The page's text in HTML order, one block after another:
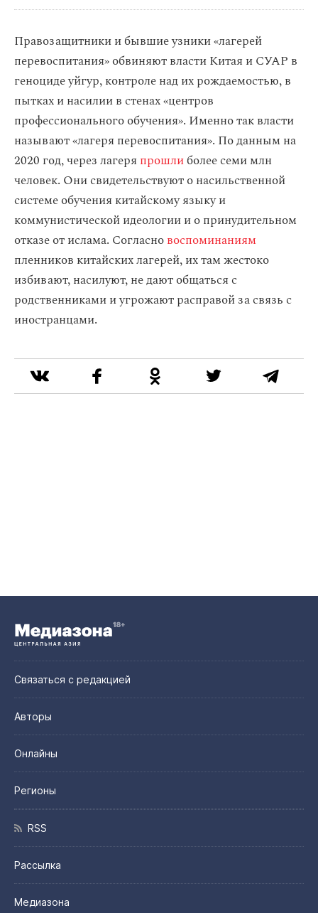
Правозащитники и бывшие узники «лагерей
перевоспитания» обвиняют власти Китая и СУАР в
геноциде уйгур, контроле над их рождаемостью, в
пытках и насилии в стенах «центров
профессионального обучения». Именно так власти
называют «лагеря перевоспитания». По данным на
2020 год, через лагеря прошлиболее семи млн
человек. Они свидетельствуют о насильственной
системе обучения китайскому языку и
коммунистической идеологии и о принудительном
отказе от ислама. Согласновоспоминаниям
пленников китайских лагерей, их там жестоко
избивают, насилуют, не дают общаться с
родственниками и угрожают расправой за связь с
иностранцами.
Связаться с редакцией
Авторы
Онлайны
Регионы
RSS
Рассылка
Медиазона